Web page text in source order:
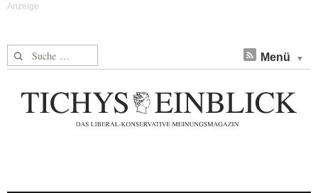
Suche nach: Menü